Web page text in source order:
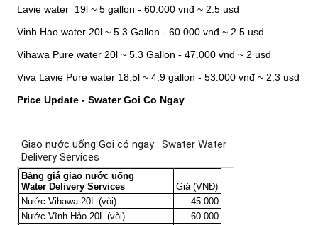
Lavie water 19l ~ 5 gallon - 60.000 vnđ ~ 2.5 usd
Vinh Hao water 20l ~ 5.3 Gallon - 60.000 vnđ ~ 2.5 usd
Vihawa Pure water 20l ~ 5.3 Gallon - 47.000 vnđ ~ 2 usd
Viva Lavie Pure water 18.5l ~ 4.9 gallon - 53.000 vnđ ~ 2.3 usd
Price Update - Swater Goi Co Ngay